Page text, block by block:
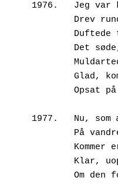
1976.
1977.	Nu,
På
Om